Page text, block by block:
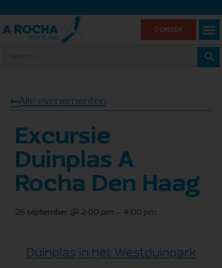
DONEER
Alle evenementen
Excursie
Duinplas A
Rocha Den Haag
26 september @ 2:00 pm - 4:00 pm
Duinplas in het Westduinpark